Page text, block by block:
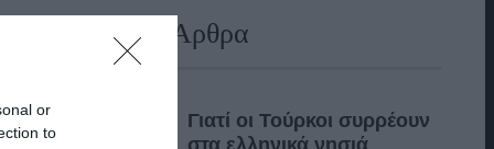
or
to
Πρόσφατα Άρθρα
Γιατί οι Τούρκοι συρρέουν